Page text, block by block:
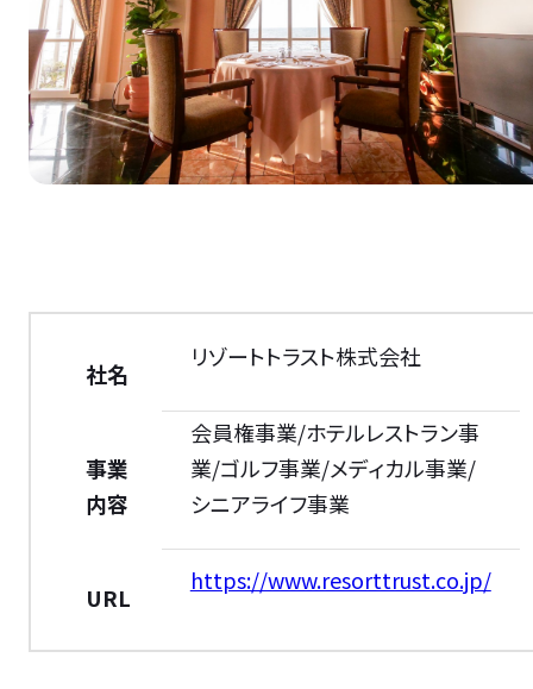
社名
リゾートトラスト株式会社
事業
内容
会員権事業/ホテルレストラン事
業/ゴルフ事業/メディカル事業/
シニアライフ事業
URL
https://www.resorttrust.co.jp/